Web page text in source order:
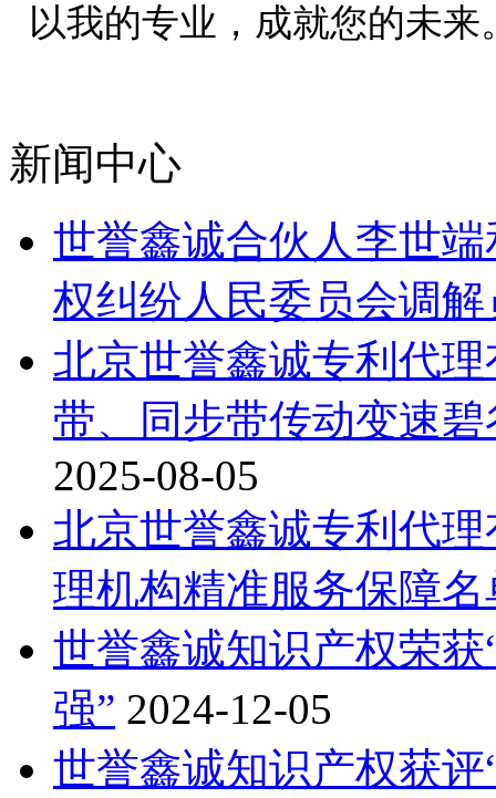
以我的专业，成就您的未来
新闻中心
世誉鑫诚合伙人李世
权纠纷人民委员会调解
北京世誉鑫诚专利代
带、同步带传动变速
2025-08-05
北京世誉鑫诚专利代
理机构精准服务保障名
世誉鑫诚知识产权荣
强” 2024-12-05
世誉鑫诚知识产权获评